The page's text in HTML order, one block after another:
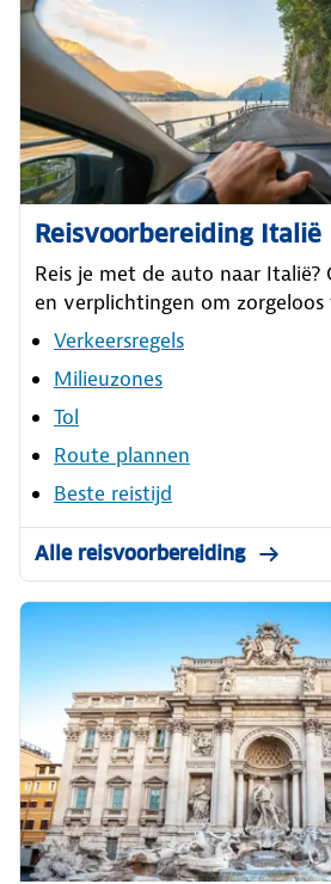
Reisvoorbereiding Italië
Reis je met de auto naar Italië?
en verplichtingen om
Verkeersregels
Milieuzones
Tol
Route plannen
Beste reistijd
Alle reisvoorbereiding